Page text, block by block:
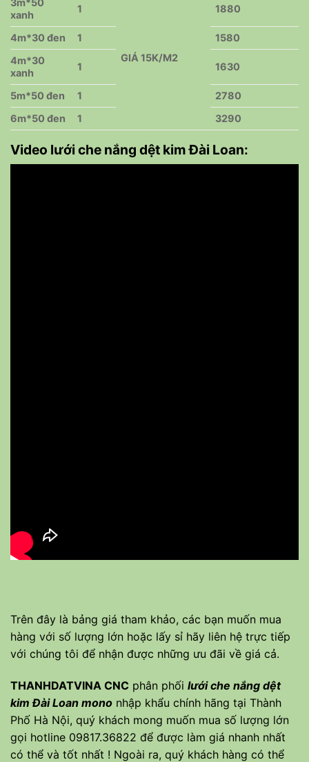
GIÁ 15K/M2
xanh
1 1880
4m*30 đen 1
1580
4m*30
xanh
1 1630
5m*50 đen 1
2780
6m*50 đen
1 3290
Video lưới che nắng dệt kim Đài Loan:
Trên đây là bảng giá tham khảo, các bạn muốn mua
hàng với số lượng lớn hoặc lấy sỉ hãy liên hệ trực tiếp
với chúng tôi để nhận được những ưu đãi về giá cả.
THANHDATVINA CNC phân phối lưới che nắng dệt
kim Đài Loan mono nhập khẩu chính hãng tại Thành
Phố Hà Nội, quý khách mong muốn mua số lượng lớn
gọi hotline 09817.36822 để được làm giá nhanh nhất
có thể và tốt nhất ! Ngoài ra, quý khách hàng có thể